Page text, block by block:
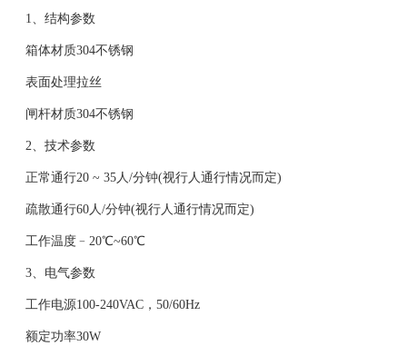
1、结构参数
箱体材质304不锈钢
表面处理拉丝
闸杆材质304不锈钢
2、技术参数
正常通行20 ~ 35人/分钟(视行人通行情况而定)
疏散通行60人/分钟(视行人通行情况而定)
工作温度﹣20℃~60℃
3、电气参数
工作电源100-240VAC，50/60Hz
额定功率30W